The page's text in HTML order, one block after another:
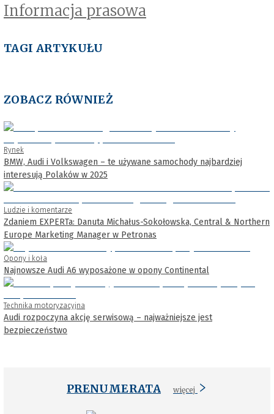
Informacja prasowa
TAGI ARTYKUŁU
ZOBACZ RÓWNIEŻ
Rynek
BMW, Audi i Volkswagen – te używane samochody najbardziej
interesują Polaków w 2025
Ludzie i komentarze
Zdaniem EXPERTa: Danuta Michałus-Sokołowska, Central & Northern
Europe Marketing Manager w Petronas
Opony i koła
Najnowsze Audi A6 wyposażone w opony Continental
Technika motoryzacyjna
Audi rozpoczyna akcję serwisową – najważniejsze jest
bezpieczeństwo
PRENUMERATA więcej